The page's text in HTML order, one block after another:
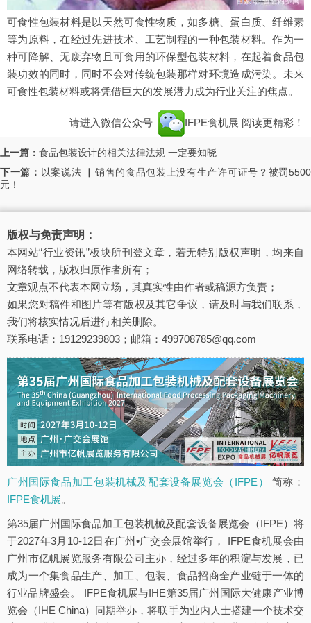
可食性包装材料是以天然可食性物质，如多糖、蛋白质、纤维素
等为原料，在经过先进技术、工艺制程的一种包装材料。作为一
种可降解、无废弃物且可食用的环保型包装材料，在起着食品包
装功效的同时，同时不会对传统包装那样对环境造成污染。未来
可食性包装材料或将凭借巨大的发展潜力成为行业关注的焦点。
请进入微信公众号 IFPE食机展 阅读更精彩！
上一篇： 食品包装设计的相关法律法规 一定要知晓
下一篇： 以案说法 ▏销售的食品包装上没有生产许可证号？被罚5500
元！
版权与免责声明：
本网站“行业资讯”板块所刊登文章，若无特别版权声明，均来自
网络转载，版权归原作者所有；
文章观点不代表本网立场，其真实性由作者或稿源方负责；
如果您对稿件和图片等有版权及其它争议，请及时与我们联系，
我们将核实情况后进行相关删除。
联系电话：19129239803；邮箱：499708785@qq.com
广州国际食品加工包装机械及配套设备展览会（IFPE）
简称：
IFPE食机展。
第35届广州国际食品加工包装机械及配套设备展览会（IFPE）将
于2027年3月10-12日在广州•广交会展馆举行， IFPE食机展会由
广州市亿帆展览服务有限公司主办，经过多年的积淀与发展，已
成为一个集食品生产、加工、包装、食品招商全产业链于一体的
行业品牌盛会。 IFPE食机展与IHE第35届广州国际大健康产业博
览会（IHE China）同期举办，将联手为业内人士搭建一个技术交